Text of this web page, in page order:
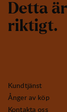
Detta är
riktigt.
Kundtjänst
Ånger av köp
Kontakta oss